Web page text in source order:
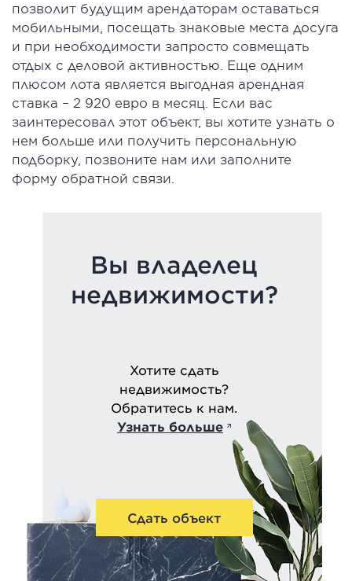
позволит будущим арендаторам оставаться
мобильными, посещать знаковые места досуга
и при необходимости запросто совмещать
отдых с деловой активностью. Еще одним
плюсом лота является выгодная арендная
ставка – 2 920 евро в месяц. Если вас
заинтересовал этот объект, вы хотите узнать о
нем больше или получить персональную
подборку, позвоните нам или заполните
форму обратной связи.
Вы владелец
недвижимости?
Хотите сдать
недвижимость?
Обратитесь к нам.
Узнать больше
Сдать объект